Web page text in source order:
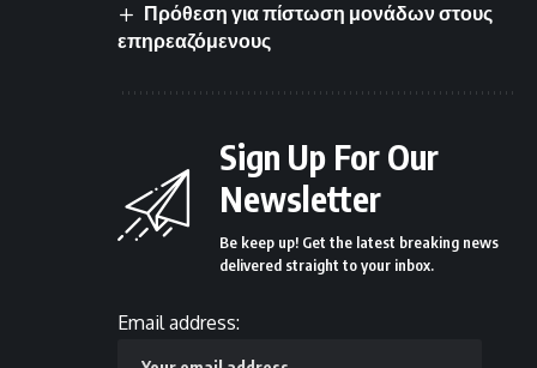
Πρόθεση για πίστωση μονάδων στους
επηρεαζόμενους
Sign Up For Our
Newsletter
Be keep up! Get the latest breaking news
delivered straight to your inbox.
Email address: